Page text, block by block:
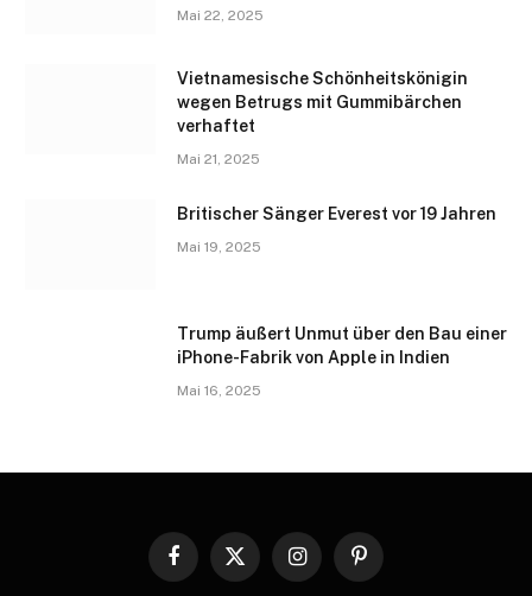
Mai 22, 2025
Vietnamesische Schönheitskönigin
wegen Betrugs mit Gummibärchen
verhaftet
Mai 21, 2025
Britischer Sänger Everest vor 19 Jahren
Mai 19, 2025
Trump äußert Unmut über den Bau einer
iPhone-Fabrik von Apple in Indien
Mai 16, 2025
Facebook
X
InstagramPinterest